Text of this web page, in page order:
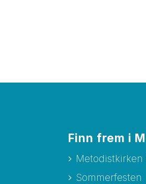
Finn frem i
Metodistkirken
Sommerfesten